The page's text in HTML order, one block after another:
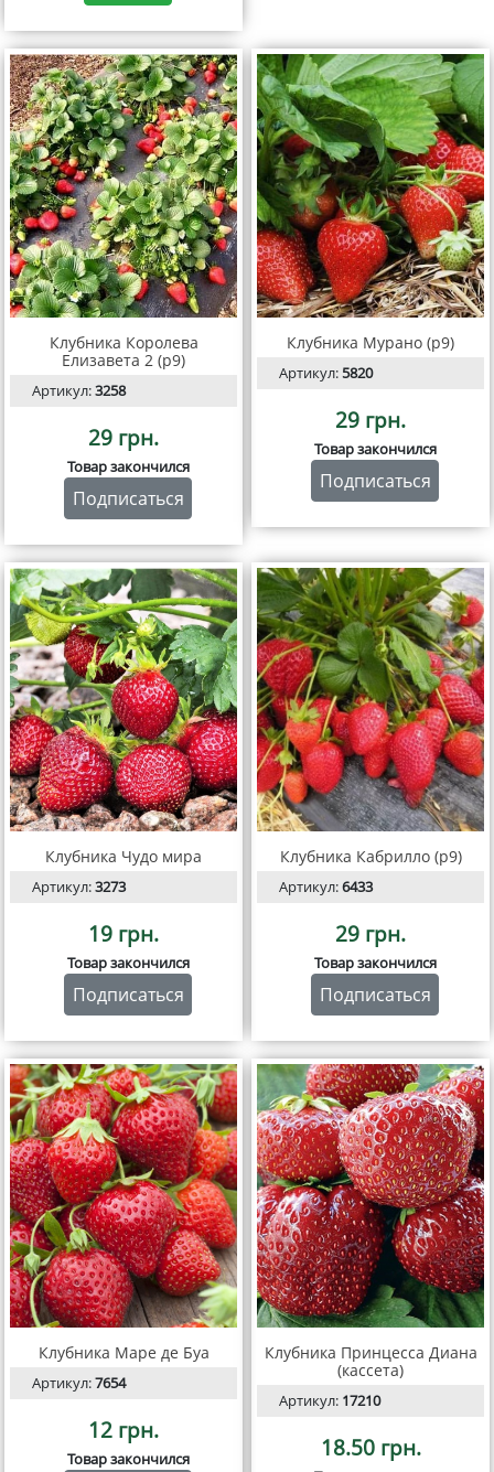
Клубника Королева
Елизавета 2 (р9)
Артикул:3258
29 грн.
Товар закончился
Подписаться
Клубника Мурано (р9)
Артикул:5820
29 грн.
Товар закончился
Подписаться
Клубника Чудо мира
Артикул:3273
19 грн.
Товар закончился
Подписаться
Клубника Кабрилло (р9)
Артикул:6433
29 грн.
Товар закончился
Подписаться
Клубника Маре де Буа
Артикул:7654
12 грн.
Товар закончился
Клубника Принцесса Диана
(кассета)
Артикул: 17210
18.50 грн.